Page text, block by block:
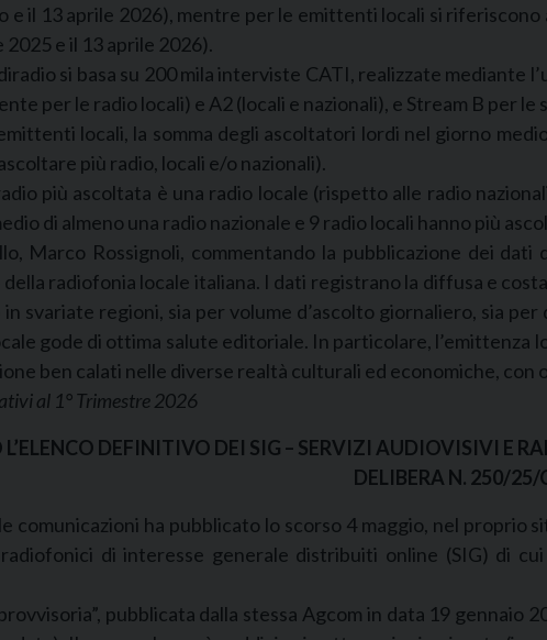
e il 13 aprile 2026), mentre per le emittenti locali si
e il 13 aprile 2026).
si basa su 200 mila interviste CATI, realizzate
per le radio locali) e A2 (locali e nazionali), e Stream B per le
locali, la somma degli ascoltatori lordi nel giorno
più radio, locali e/o nazionali).
più ascoltata è una radio locale (rispetto alle radio
di almeno una radio nazionale e 9 radio locali hanno più
Marco Rossignoli, commentando la pubblicazione dei
radiofonia locale italiana. I dati registrano la diffusa e
svariate regioni, sia per volume d’ascolto giornaliero, sia
gode di ottima salute editoriale. In particolare, l’emittenza
ben calati nelle diverse realtà culturali ed economiche, con
al 1° Trimestre 2026
L’ELENCO DEFINITIVO DEI SIG – SERVIZI AUDIOVISIVI E
DELIBERA N. 250/25/
comunicazioni ha pubblicato lo scorso 4 maggio, nel
di interesse generale distribuiti online (SIG) di
pubblicata dalla stessa Agcom in data 19